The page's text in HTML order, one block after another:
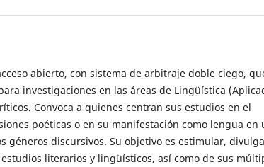
abierto, con sistema de arbitraje doble ciego,
investigaciones en las áreas de Lingüística
Convoca a quienes centran sus estudios en el
poéticas o en su manifestación como lengua en
géneros discursivos. Su objetivo es estimular,
literarios y lingüísticos, así como de sus